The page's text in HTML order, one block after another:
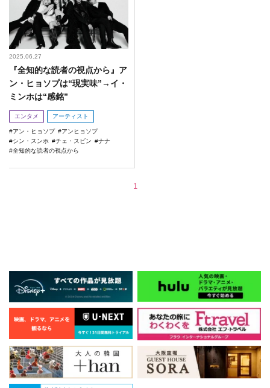
2025.06.27
『全知的な読者の視点から』ア
ン・ヒョソプは“現実味”→イ・
ミンホは“感銘”
エンタメ アーティスト
アン・ヒョソプ
アンヒョソプ
シン・スンホ
チェ・スビン
ナナ
全知的な読者の視点から
1